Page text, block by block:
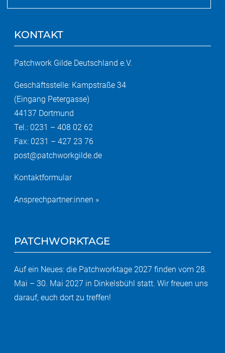
KONTAKT
Patchwork Gilde Deutschland e.V.
Geschäftsstelle: Kampstraße 34
(Eingang Petergasse)
44137 Dortmund
Tel.: 0231 – 408 02 62
Fax: 0231 – 427 23 76
post@patchworkgilde.de
Kontaktformular
Ansprechpartner:innen »
PATCHWORKTAGE
Auf ein Neues: die Patchworktage 2027 finden vom 28.
Mai – 30. Mai 2027 in Dinkelsbühl statt. Wir freuen uns
darauf, euch dort zu treffen!